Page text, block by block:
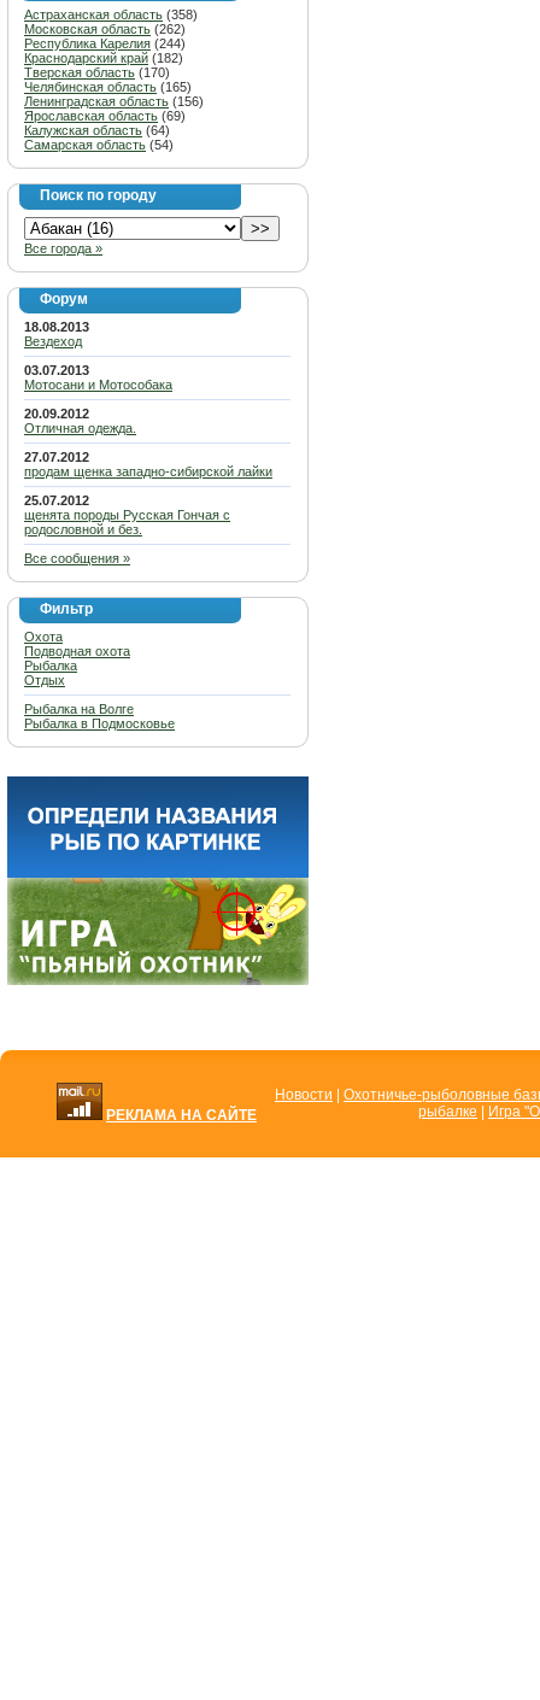
Астраханская область (358)
Московская область (262)
Республика Карелия (244)
Краснодарский край (182)
Тверская область (170)
Челябинская область (165)
Ленинградская область (156)
Ярославская область (69)
Калужская область (64)
Самарская область (54)
Поиск по городу
Все города »
Форум
18.08.2013
Вездеход
03.07.2013
Мотосани и Мотособака
20.09.2012
Отличная одежда.
27.07.2012
продам щенка западно-сибирской лайки
25.07.2012
щенята породы Русская Гончая с
родословной и без.
Все сообщения »
Фильтр
Охота
Подводная охота
Рыбалка
Отдых
Рыбалка на Волге
Рыбалка в Подмосковье
РЕКЛАМА НА САЙТЕ
Новости
Охотничье-рыболовные
рыбалке
Игра